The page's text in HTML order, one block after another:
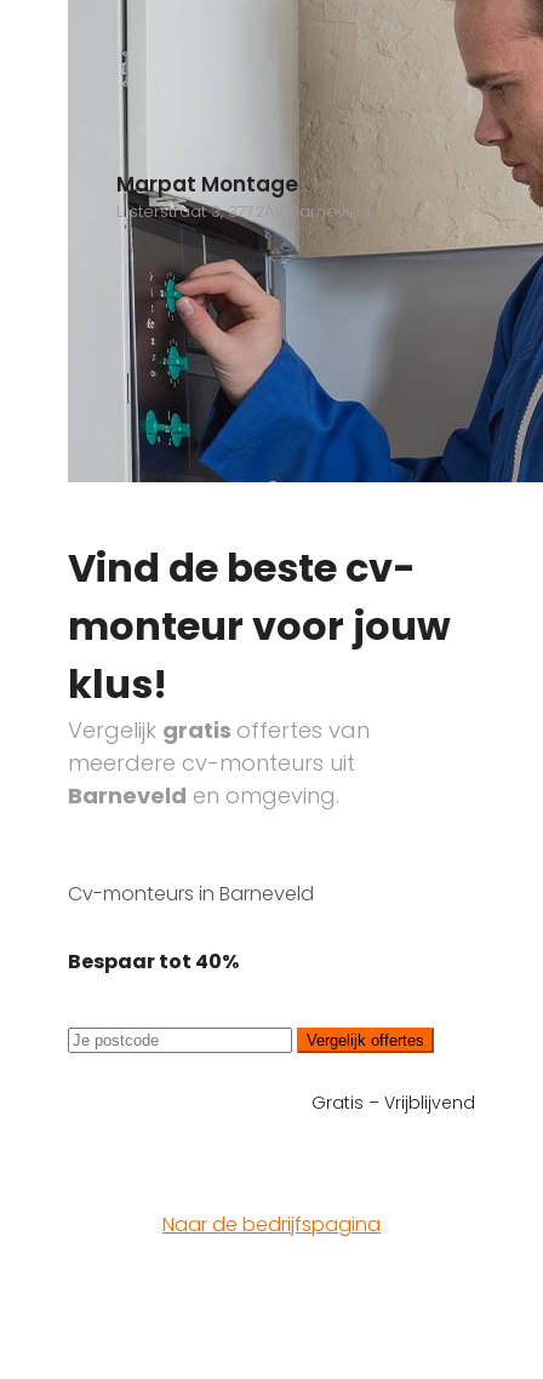
Marpat Montage
Lijsterstraat 3, 3772AV Barneveld
Vind de beste cv-
monteur voor jouw
klus!
Vergelijk gratis offertes van
meerdere cv-monteurs uit
Barneveld en omgeving.
Cv-monteurs in Barneveld
Bespaar tot 40%
Vergelijk offertes
Gratis – Vrijblijvend
Naar de bedrijfspagina